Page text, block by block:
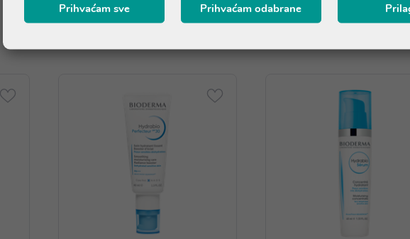
Proizvodi iz iste linije
Prihvaćam sve Prihvaćam odabrane